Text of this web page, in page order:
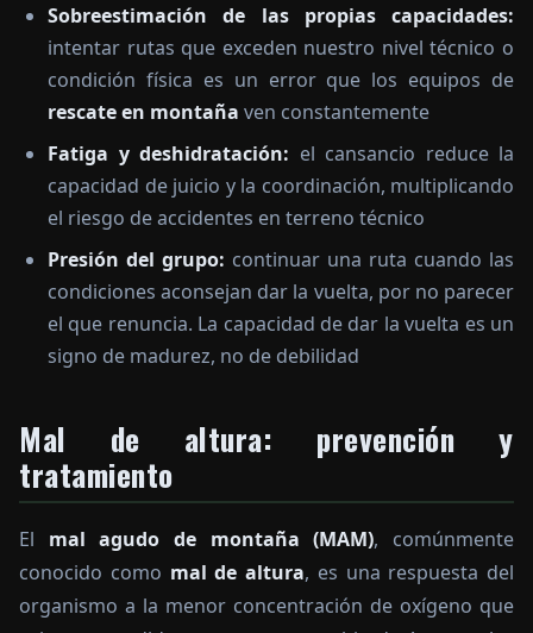
Sobreestimación de las propias capacidades:
intentar rutas que exceden nuestro nivel técnico o
condición física es un error que los equipos de
rescate en montaña ven constantemente
Fatiga y deshidratación: el cansancio reduce la
capacidad de juicio y la coordinación, multiplicando
el riesgo de accidentes en terreno técnico
Presión del grupo: continuar una ruta cuando las
condiciones aconsejan dar la vuelta, por no parecer
el que renuncia. La capacidad de dar la vuelta es un
signo de madurez, no de debilidad
Mal de altura: prevención y
tratamiento
El mal agudo de montaña (MAM), comúnmente
conocido como mal de altura, es una respuesta del
organismo a la menor concentración de oxígeno que